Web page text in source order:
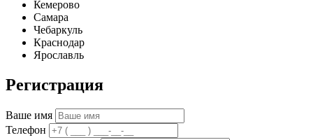
Кемерово
Самара
Чебаркуль
Краснодар
Ярославль
Регистрация
Ваше имя
Телефон